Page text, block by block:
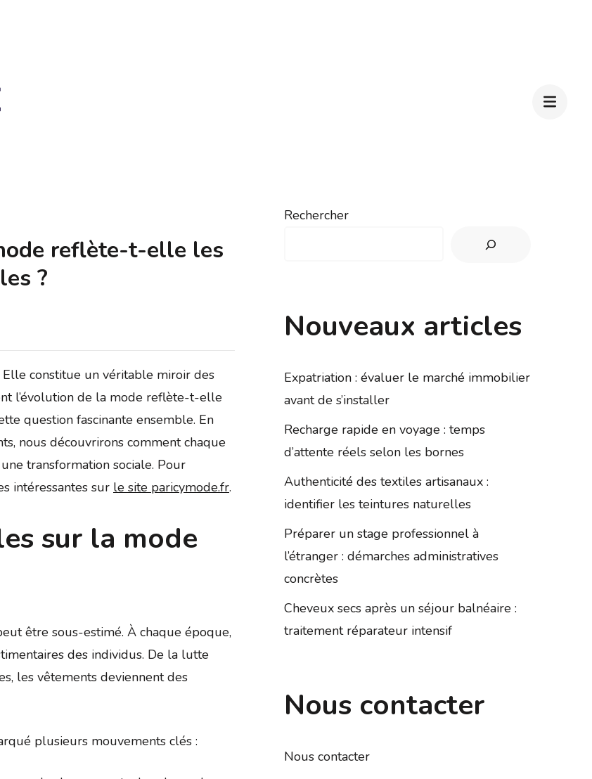
reflète-t-elle les
?
Elle constitue un véritable miroir des
l’évolution de la mode reflète-t-elle
question fascinante ensemble. En
nous découvrirons comment chaque
transformation sociale. Pour
intéressantes sur le site paricymode.fr.
sur la mode
être sous-estimé. À chaque époque,
des individus. De la lutte
les vêtements deviennent des
plusieurs mouvements clés :
Rechercher
Nouveaux articles
Expatriation : évaluer le marché immobilier
avant de s’installer
Recharge rapide en voyage : temps
d’attente réels selon les bornes
Authenticité des textiles artisanaux :
identifier les teintures naturelles
Préparer un stage professionnel à
l’étranger : démarches administratives
concrètes
Cheveux secs après un séjour balnéaire :
traitement réparateur intensif
Nous contacter
Nous contacter